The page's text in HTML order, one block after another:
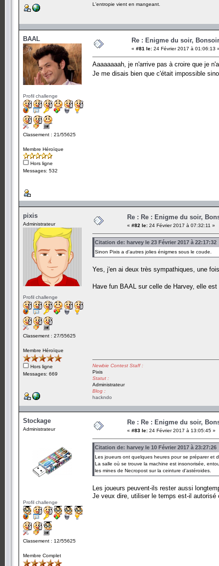
L'entropie vient en mangeant.
BAAL
Profil challenge
Classement : 21/55625
Membre Héroïque
Hors ligne
Messages: 532
Re : Enigme du soir,
« #81 le: 24 Février 2017 à 01:06:13
Aaaaaaaah, je n'arrive pas à croire que je
Je me disais bien que c'était impossible
pixis
Administrateur
Profil challenge
Classement : 27/55625
Membre Héroïque
Hors ligne
Messages: 669
Re : Re : Enigme du soir,
« #82 le: 24 Février 2017 à 07:32:11 »
Citation de: harvey le 23 Février 2017 à 22:17:32
Sinon Pixis a d'autres jolies énigmes sous le coude.
Yes, j'en ai deux très sympathiques, une
Have fun BAAL sur celle de Harvey, elle
Newbie Contest Staff :
Pixis
Statut :
Administrateur
Blog :
hackndo
Stockage
Administrateur
Profil challenge
Classement : 12/55625
Membre Complet
Re : Re : Enigme du soir,
« #83 le: 24 Février 2017 à 13:05:45 »
Citation de: harvey le 10 Février 2017 à 23:27:26
Les joueurs ont quelques heures pour se préparer et
La salle où se trouve la machine est insonorisée,
les mines de Necropost sur la ceinture d'astéroides.
Les joueurs peuvent-ils rester aussi
Je veux dire, utiliser le temps est-il